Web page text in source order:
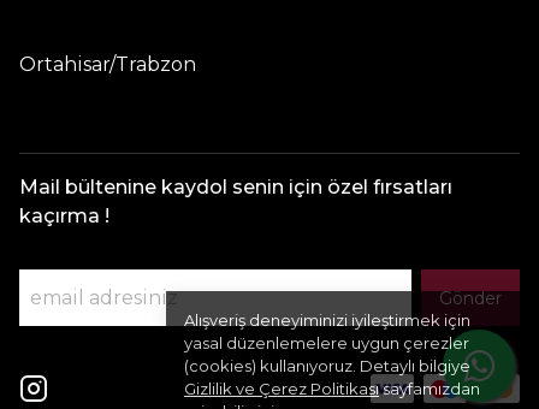
Alışveriş deneyiminizi iyileştirmek için
yasal düzenlemelere uygun çerezler
(cookies) kullanıyoruz. Detaylı bilgiye
Gizlilik ve Çerez Politikasısayfamızdan
Ortahisar/Trabzon
Mail bültenine kaydol senin için özel fırsatları
kaçırma !
Gönder